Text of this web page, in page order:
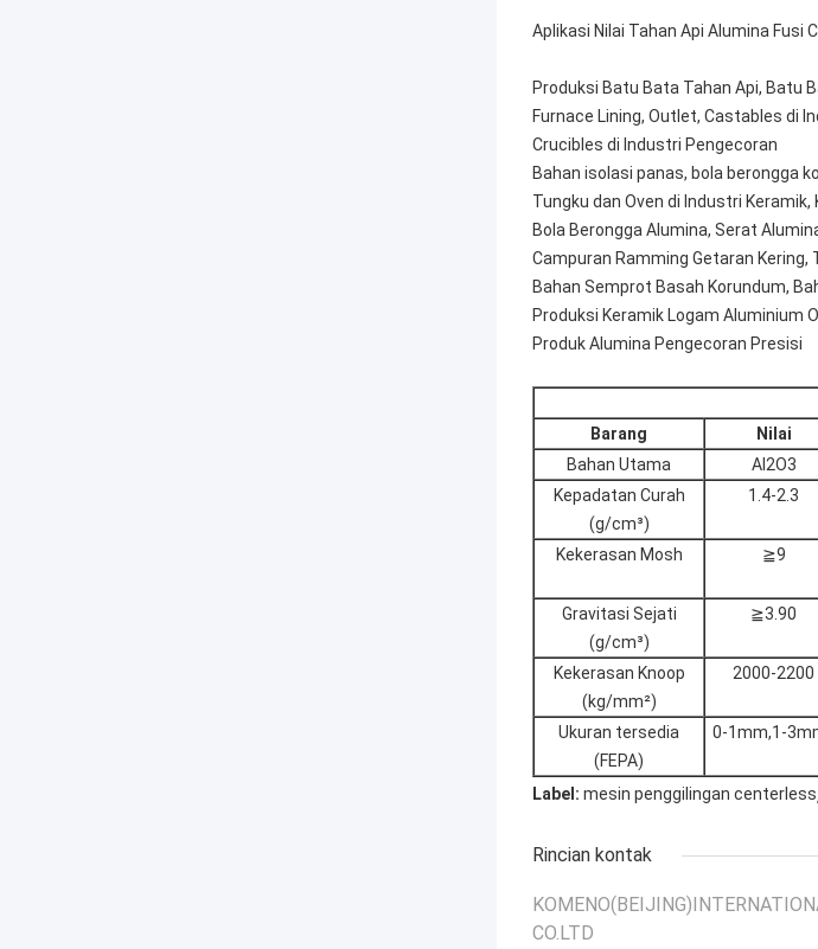
Aplikasi Nilai Tahan Api Alumina Fusi
Produksi Batu Bata Tahan Api, Batu
Furnace Lining, Outlet, Castables di
Crucibles di Industri Pengecoran
Bahan isolasi panas, bola berongga
Tungku dan Oven di Industri Keramik,
Bola Berongga Alumina, Serat
Campuran Ramming Getaran
Bahan Semprot Basah Korundum,
Produksi Keramik Logam Aluminium
Produk Alumina Pengecoran Presisi
Barang
Nilai
Bahan Utama
Al2O3
Kepadatan Curah
(g/cm³)
1.4-2.3
Kekerasan Mosh ≧9
Gravitasi Sejati
(g/cm³)
≧3.90
Kekerasan Knoop
(kg/mm²)
2000-2200
Ukuran tersedia
(FEPA)
0-1mm,1-
Label: mesin penggilingan centerless
Rincian kontak
CO.LTD